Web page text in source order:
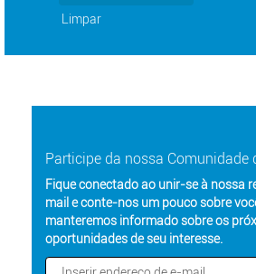
Limpar
Participe da nossa Comunidade
Fique conectado ao unir-se à nossa
mail e conte-nos um pouco sobre
manteremos informado sobre os
oportunidades de seu interesse.